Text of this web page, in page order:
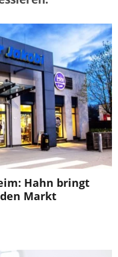
Hahn bringt
Markt